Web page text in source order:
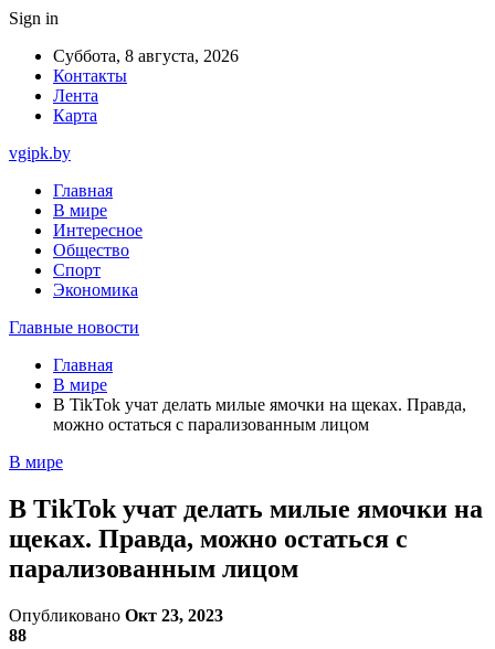
Sign in
Суббота, 8 августа, 2026
Контакты
Лента
Карта
vgipk.by
Главная
В мире
Интересное
Общество
Спорт
Экономика
Главные новости
Главная
В мире
В TikTok учат делать милые ямочки на щеках. Правда,
можно остаться с парализованным лицом
В мире
В TikTok учат делать милые ямочки на
щеках. Правда, можно остаться с
парализованным лицом
Опубликовано Окт 23, 2023
88